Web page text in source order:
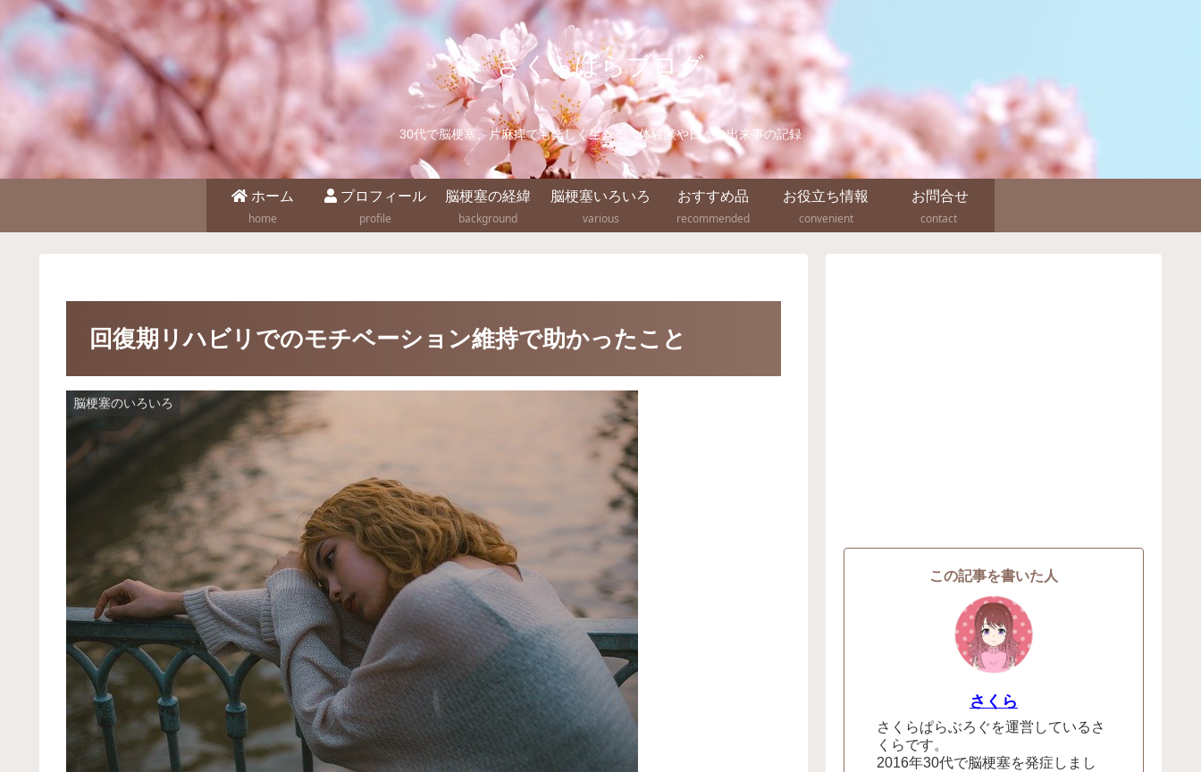
さくらぱらブログ
30代で脳梗塞、片麻痺でも楽しく生きる。体験談や日々の出来事の記録
ホーム
home
プロフィール
profile
脳梗塞の経緯
background
脳梗塞いろいろ
various
おすすめ品
recommended
お役立ち情報
convenient
お問合せ
contact
回復期リハビリでのモチベーション維持で助かったこと
脳梗塞のいろいろ
この記事を書いた人
さくら
さくらぱらぶろぐを運営しているさ
くらです。
2016年30代で脳梗塞を発症しまし